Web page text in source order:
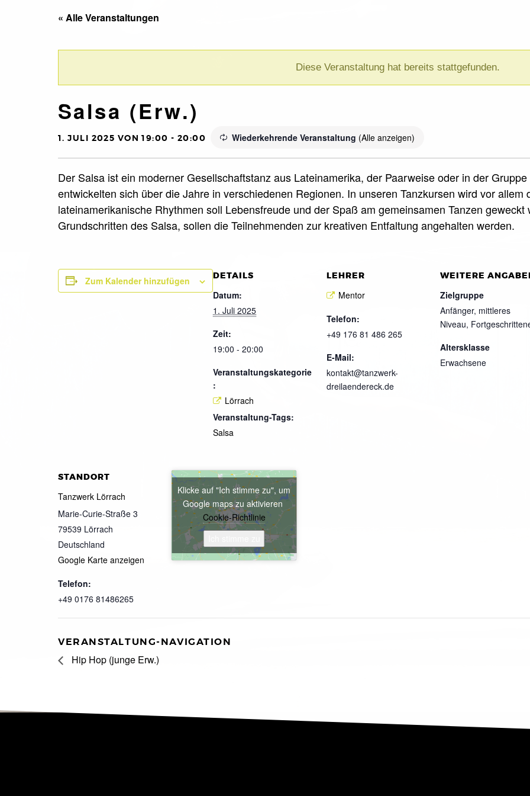
« Alle Veranstaltungen
Diese Veranstaltung hat bereits stattgefunden.
Salsa (Erw.)
1. JULI 2025 VON 19:00 -20:00 Wiederkehrende Veranstaltung (Alle anzeigen)
Der Salsa ist ein moderner Gesellschaftstanz aus Lateinamerika, der Paarweise oder in der
entwickelten sich über die Jahre in verschiedenen Regionen. In unseren Tanzkursen wird vor
lateinamerikanische Rhythmen soll Lebensfreude und der Spaß am gemeinsamen Tanzen
Grundschritten des Salsa, sollen die Teilnehmenden zur kreativen Entfaltung angehalten werden.
Zum Kalender hinzufügen DETAILS
Datum:
1. Juli 2025
Zeit:
19:00 - 20:00
Veranstaltungskategorie
:
Lörrach
Veranstaltung-Tags:
Salsa
LEHRER
Mentor
Telefon:
+49 176 81 486 265
E-Mail:
kontakt@tanzwerk-
dreilaendereck.de
WEITERE
Zielgruppe
Anfänger, mittleres
Niveau,
Altersklasse
Erwachsene
STANDORT
Tanzwerk Lörrach
Marie-Curie-Straße 3
79539 Lörrach
Deutschland
Google Karte anzeigen
Telefon:
+49 0176 81486265
Klicke auf "Ich stimme zu", um
Google maps zu aktivieren
Cookie-Richtlinie
VERANSTALTUNG-NAVIGATION
Hip Hop (junge Erw.)